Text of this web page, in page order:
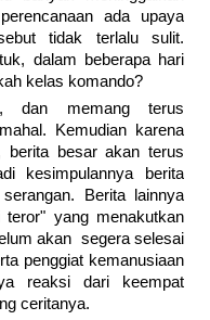
ada upaya
tidak terlalu sulit.
dalam beberapa hari
kelas komando?
dan memang terus
Kemudian karena
berita besar akan terus
kesimpulannya berita
Berita lainnya
teror" yang menakutkan
akan segera selesai
penggiat kemanusiaan
reaksi dari keempat
ceritanya.